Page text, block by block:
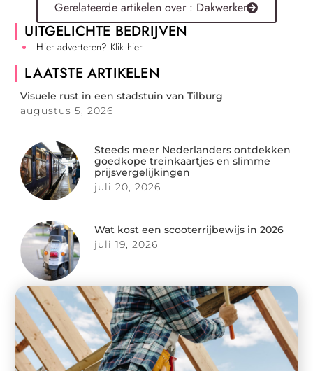
Gerelateerde artikelen over : Dakwerker
UITGELICHTE BEDRIJVEN
Hier adverteren? Klik hier
LAATSTE ARTIKELEN
Visuele rust in een stadstuin van Tilburg
augustus 5, 2026
Steeds meer Nederlanders ontdekken
goedkope treinkaartjes en slimme
prijsvergelijkingen
juli 20, 2026
Wat kost een scooterrijbewijs in 2026
juli 19, 2026